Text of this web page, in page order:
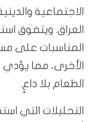
الاجتماعية
العراق. ويتفوق
المناسبات على
الأخرى، مما
الطعام بلا داعٍ.
التحليلات التي